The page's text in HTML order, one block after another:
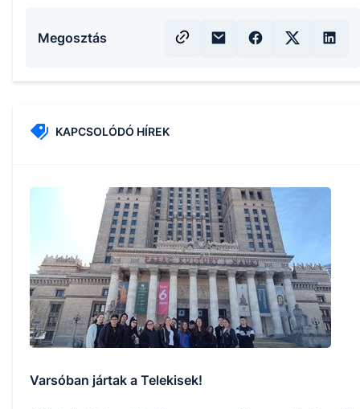
Megosztás
KAPCSOLÓDÓ HÍREK
Varsóban jártak a Telekisek!